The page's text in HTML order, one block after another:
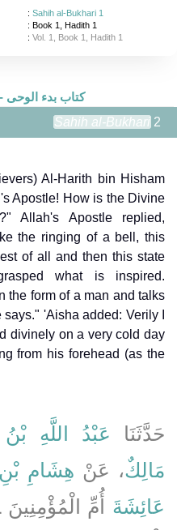
: Sahih al-Bukhari 1
: Book 1, Hadith 1
: Vol. 1, Book 1, Hadith 1
Revelation - كتاب بدء الوحى
Sahih al-Bukhari 2
Al-Harith bin Hisham
Apostle! How is the Divine
Allah's Apostle replied,
the ringing of a bell, this
of all and then this state
what is inspired.
the form of a man and talks
'Aisha added: Verily I
divinely on a very cold day
from his forehead (as the
حَدَّثَنَا عَبْدُ اللَّهِ
مَالِكٌ، عَنْ هِشَامِ
عَائِشَةَ أُمِّ